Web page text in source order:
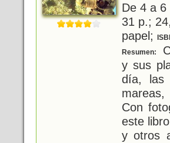
De 4 a
31 p.;
papel;
Resumen:
y sus
día, las
Con
este
y otros